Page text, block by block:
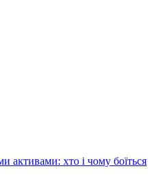
активами: хто і чому боїться